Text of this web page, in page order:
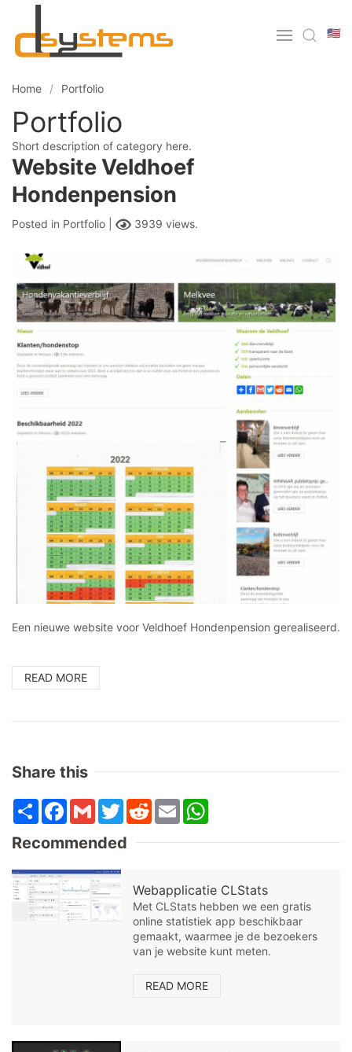
🇺🇸
Home Portfolio
Portfolio
Short description of category here.
Website Veldhoef
Hondenpension
Posted in Portfolio | 3939 views.
Een nieuwe website voor Veldhoef Hondenpension gerealiseerd.
READ MORE
Share this
ShareFacebook
GmailTwitterRedditEmail
Recommended
Webapplicatie CLStats
Met CLStats hebben we een gratis
online statistiek app beschikbaar
gemaakt, waarmee je de bezoekers
van je website kunt meten.
READ MORE